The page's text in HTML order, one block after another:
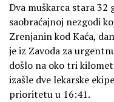
Dva muškarca stara 32
saobraćajnoj nezgodi
Zrenjanin kod Kaća,
je iz Zavoda za
došlo na oko tri
izašle dve lekarske
prioritetu u 16:41.